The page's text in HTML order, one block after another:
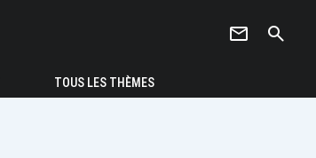
newsletter search
TOUS LES THÈMES